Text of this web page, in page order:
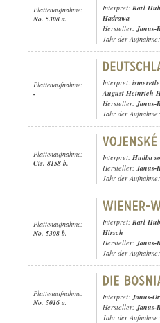
Plattenaufnahme:
No. 5308 a.
Interpret: Karl
Hadrawa
Hersteller:Janus-
Jahr der Aufnahme:
Plattenaufnahme:
-
Interpret:
August Heinrich
Hersteller:Janus-
Jahr der Aufnahme:
Plattenaufnahme:
Cís. 8158 b.
Interpret: Hudba
Hersteller:Janus-
Jahr der Aufnahme:
Plattenaufnahme:
No. 5308 b.
Interpret: Karl
Hirsch
Hersteller:Janus-
Jahr der Aufnahme:
Plattenaufnahme:
No. 5016 a.
Interpret:Janus-
Hersteller:Janus-
Jahr der Aufnahme: